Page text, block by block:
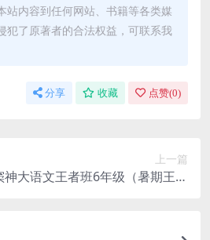
站内容到任何网站、书籍等各类媒
犯了原著者的合法权益，可联系我
分享 收藏 点赞(0)
上一篇
神大语文王者班6年级（暑期王者